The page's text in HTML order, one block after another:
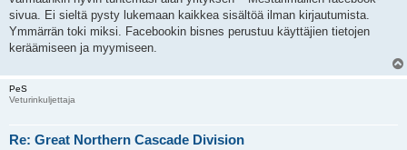
sivua. Ei sieltä pysty lukemaan kaikkea sisältöä ilman kirjautumista.
Ymmärrän toki miksi. Facebookin bisnes perustuu käyttäjien tietojen
keräämiseen ja myymiseen.
PeS
Veturinkuljettaja
Re: Great Northern Cascade Division